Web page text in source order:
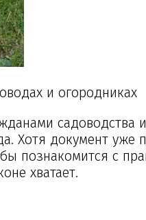
и огородниках
садоводства
Хотя документ
познакомится с
хватает.